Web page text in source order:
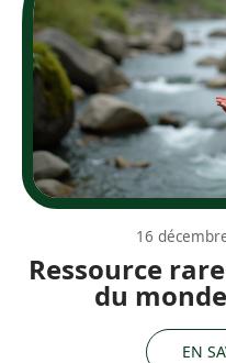
Ressource
du
16
EN